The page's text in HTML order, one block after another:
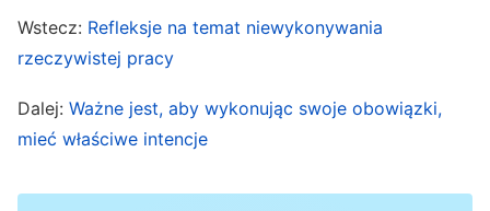
bracia i siostry wybrali mnie na kaznodzieję.
Pomyślałem: „Moje serce nie może być narażone
coraz bardziej podupadam na zdrowiu. Przez
lata zawsze wykonywałem pojedyncze
obowiązki, a moja praca była stosunkowo łatwa,
Wstecz: Refleksje na temat niewykonywania
rzeczywistej pracy
Dalej: Ważne jest, aby wykonując swoje obowiązki,
mieć właściwe intencje